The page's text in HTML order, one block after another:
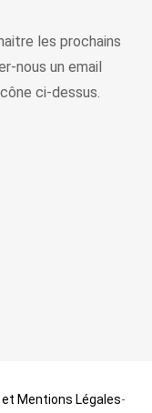
les prochains
nous un email
ci-dessus.
et Mentions Légales-